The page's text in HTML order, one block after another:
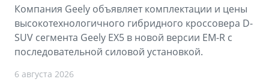
Компания Geely объявляет комплектации и цены
высокотехнологичного гибридного кроссовера D-
SUV сегмента Geely EX5 в новой версии EM-R с
последовательной силовой установкой.
6 августа 2026